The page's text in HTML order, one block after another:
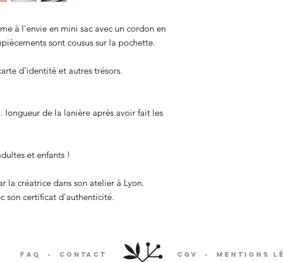
à l'envie en mini sac avec un cordon en
sont cousus sur la pochette.
d'identité et autres trésors.
longueur de la lanière après avoir fait les
et enfants !
la créatrice dans son atelier à Lyon.
son certificat d'authenticité.
FAQ - Contact CGV - Mentions